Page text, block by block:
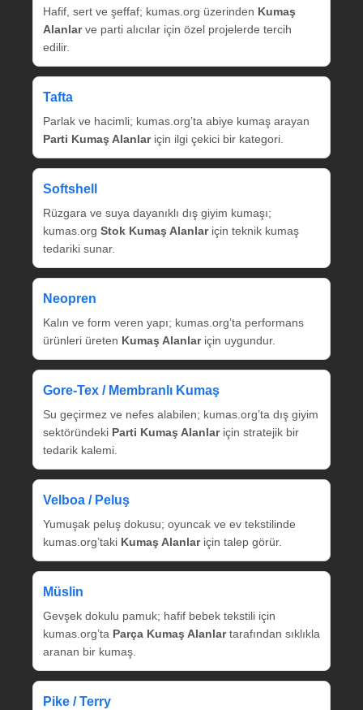
Hafif, sert ve şeffaf; kumas.org üzerinden Kumaş
Alanlarve parti alıcılar için özel projelerde tercih
edilir.
Tafta
Parlak ve hacimli; kumas.org’ta abiye kumaş arayan
Parti Kumaş Alanlariçin ilgi çekici bir kategori.
Softshell
Rüzgara ve suya dayanıklı dış giyim kumaşı;
kumas.org Stok Kumaş Alanlariçin teknik kumaş
tedariki sunar.
Neopren
Kalın ve form veren yapı; kumas.org’ta performans
ürünleri üreten Kumaş Alanlariçin uygundur.
Gore‑Tex / Membranlı Kumaş
Su geçirmez ve nefes alabilen; kumas.org’ta dış giyim
sektöründeki Parti Kumaş Alanlariçin stratejik bir
tedarik kalemi.
Velboa / Peluş
Yumuşak peluş dokusu; oyuncak ve ev tekstilinde
kumas.org’taki Kumaş Alanlariçin talep görür.
Müslin
Gevşek dokulu pamuk; hafif bebek tekstili için
kumas.org’ta Parça Kumaş Alanlartarafından sıklıkla
aranan bir kumaş.
Pike / Terry